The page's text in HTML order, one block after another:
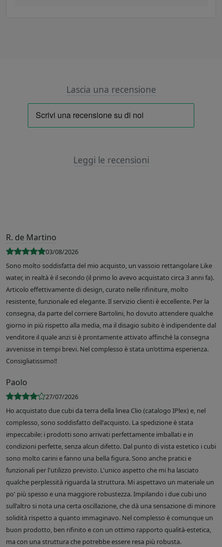
Lascia una recensione
Leggi le recensioni
R. de Martino
03/08/2026
Sono molto soddisfatta del mio acquisto, un vassoio rettangolare Like
water, in realtà è il secondo (il primo lo avevo acquistato circa 3 anni fa).
Articolo effettivamente di design, curato nelle rifiniture, molto
resistente, funzionale ed elegante. Il servizio clienti è eccellente. Per la
consegna, da parte del corriere Bartolini, ho dovuto attendere qualche
giorno in più rispetto alla media, ma il disagio subito è indipendente dal
venditore il quale anzi si è prontamente attivato affinché la consegna
avvenisse in tempi brevi. Nel complesso è stata un’ottima esperienza.
Consigliatissimo!!
Paolo
27/07/2026
Ho acquistato due cubi da terra della linea Clio (catalogo IPlex) e, nel
complesso, sono soddisfatto dell'acquisto. La spedizione è stata
impeccabile: i prodotti sono arrivati perfettamente imballati e in
condizioni perfette, senza alcun difetto. Dal punto di vista estetico i cubi
sono molto carini e fanno una bella figura. Sono anche pratici e
funzionali per l'utilizzo previsto. L'unico aspetto che mi ha lasciato
qualche perplessità riguarda la struttura. Mi aspettavo un materiale un
po' più spesso e una maggiore robustezza. Impilando i due cubi uno
sull'altro si nota una certa oscillazione, che dà una sensazione di minore
solidità rispetto a quanto immaginavo. Nel complesso è comunque un
buon prodotto, ben rifinito e con un ottimo rapporto qualità-estetica,
ma con una struttura che potrebbe essere resa più robusta.